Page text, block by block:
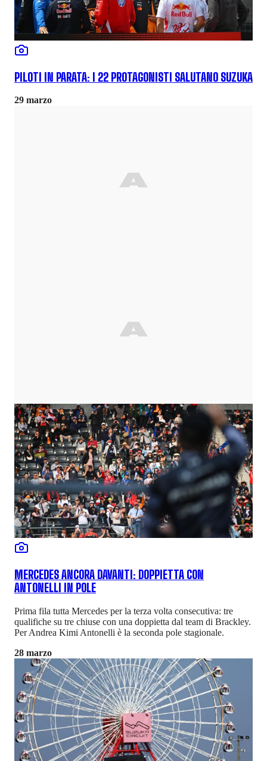
PILOTI IN PARATA: I 22 PROTAGONISTI SALUTANO SUZUKA
29 marzo
MERCEDES ANCORA DAVANTI: DOPPIETTA CON
ANTONELLI IN POLE
Prima fila tutta Mercedes per la terza volta consecutiva: tre
qualifiche su tre chiuse con una doppietta dal team di Brackley.
Per Andrea Kimi Antonelli è la seconda pole stagionale.
28 marzo